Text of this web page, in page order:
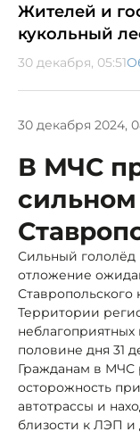
Жителей и
кукольный
30 декабря, 05:51
30 декабря 2024,
В МЧС
сильном
Сильный гололёд
отложение
Ставропольского
Территории
половине дня 31
Гражданам в МЧС
осторожность
автотрассы и
близости к ЛЭП и